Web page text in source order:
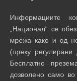
Информациите
„Национал“ се
мрежа како и од
(преку регулирани
Бесплатно
дозволено само